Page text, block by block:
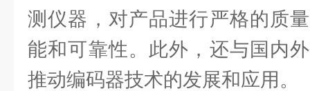
测仪器，对产品进行严格的质
能和可靠性。此外，还与国内
推动编码器技术的发展和应用。